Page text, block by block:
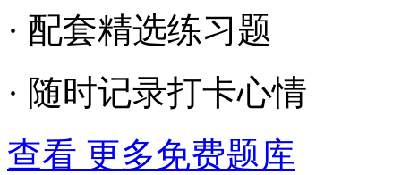
· 配套精选练习题
· 随时记录打卡心情
查看 更多免费题库